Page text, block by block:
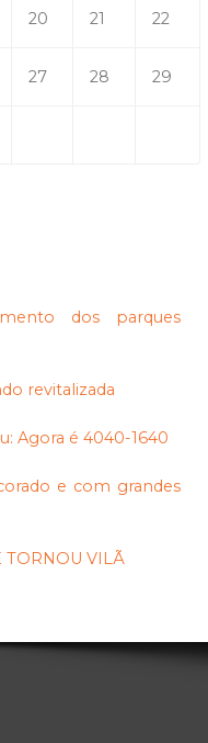
20 21 22
27 28 29
dos parques
revitalizada
Agora é 4040-1640
e com grandes
TORNOU VILÃ